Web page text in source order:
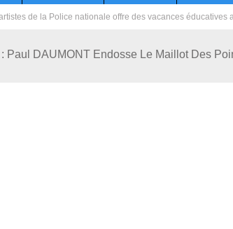
et collège du Camp Général Aboubacar Sangoulé
Paul DAUMONT Endosse Le Maillot Des